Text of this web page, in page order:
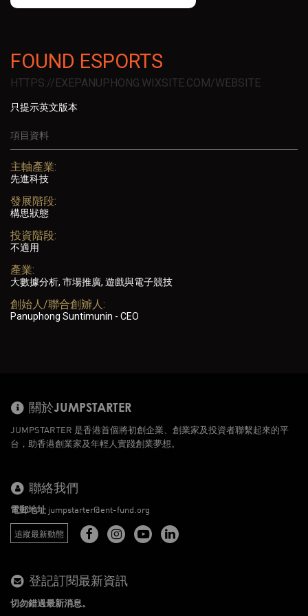
FOUND ESPORTS
HTTPS://EXEPANUPHONG.WIXSITE.COM/WEBSITE
只提示英文版本
項目資料
主軸產業:
先進科技
發展階段:
構思狀態
投資階段:
不適用
產業:
大數據分析, 市場推廣, 遊戲與電子競技
創始人/聯合創辧人:
Panuphong Suntimunin - CEO
關於JUMPSTARTER
JUMPSTARTER 是香港首個將初創企業、創業家及投資者聯繫起來的平
台，助香港創業家及年輕人實踐創業夢想。
聯絡我們
電郵地址 jumpstarter@ent-fund.org
追蹤最新動態
登記訂閱最新資訊
切勿錯過最新消息。